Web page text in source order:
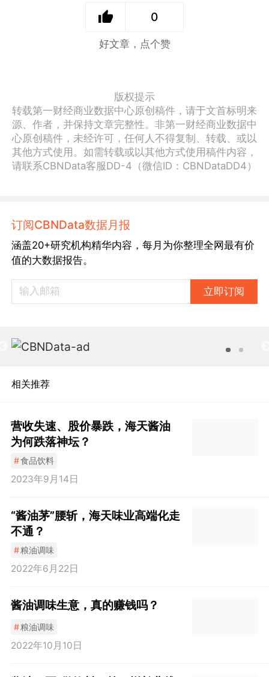
0
好文章，点个赞
版权提示
转载第一财经商业数据中心原创稿件，请于文首标明来
源、作者，并保持文章完整性。非第一财经商业数据中
心原创稿件，未经许可，任何人不得复制、转载、或以
其他方式使用。如需转载或以其他方式使用稿件内容，
请联系CBNData客服DD-4（微信ID：CBNDataDD4）
订阅CBNData数据月报
涵盖20+研究机构精华内容，每月为你整理全网最有价
值的大数据报告。
立即订阅
相关推荐
营收失速、股价暴跌，海天酱油
为何跌落神坛？
#食品饮料
2023年9月14日
“酱油茅”腰斩，海天味业高端化走
不通？
#粮油调味
2022年6月22日
酱油调味生意，真的赚钱吗？
#粮油调味
2022年10月10日